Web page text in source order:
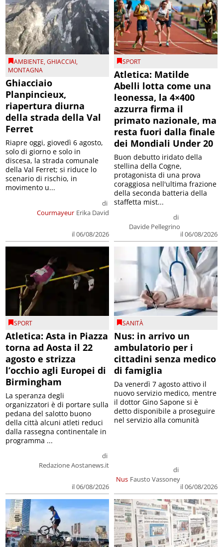
AMBIENTE,GHIACCIAI,
MONTAGNA
Ghiacciaio
Planpincieux,
riapertura diurna
della strada della Val
Ferret
Courmayeur
di
Erika David
il 06/08/2026
Riapre oggi, giovedì 6 agosto,
solo di giorno e solo in
discesa, la strada comunale
della Val Ferret; si riduce lo
scenario di rischio, in
movimento u...
SPORT
Atletica: Matilde
Abelli lotta come una
leonessa, la 4×400
azzurra firma il
primato nazionale, ma
resta fuori dalla finale
dei Mondiali Under 20
di
Davide Pellegrino
il 06/08/2026
Buon debutto iridato della
stellina della Cogne,
protagonista di una prova
coraggiosa nell'ultima frazione
della seconda batteria della
staffetta mist...
SPORT
Atletica: Asta in Piazza
torna ad Aosta il 22
agosto e strizza
l’occhio agli Europei di
Birmingham
di
Redazione Aostanews.it
il 06/08/2026
La speranza degli
organizzatori è di portare sulla
pedana del salotto buono
della città alcuni atleti reduci
dalla rassegna continentale in
programma ...
SANITÀ
Nus: in arrivo un
ambulatorio per i
cittadini senza medico
di famiglia
Nus
di
Fausto Vassoney
il 06/08/2026
Da venerdì 7 agosto attivo il
nuovo servizio medico, mentre
il dottor Gino Sapone si è
detto disponibile a proseguire
nel servizio alla comunità